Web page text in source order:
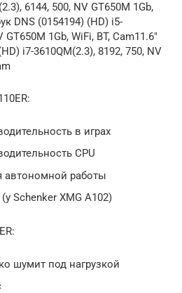
6144, 500, NV GT650M 1Gb,
DNS (0154194) (HD) i5-
1Gb, WiFi, BT, Cam11.6″
i7-3610QM(2.3), 8192, 750, NV
в играх
CPU
автономной работы
Schenker XMG A102)
шумит под нагрузкой